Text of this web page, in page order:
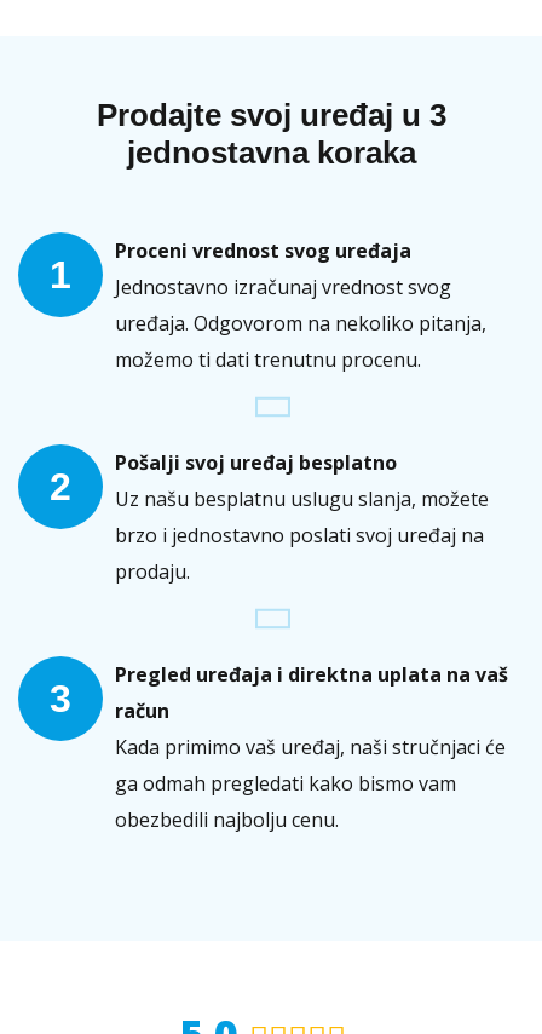
Prodajte svoj uređaj u 3
jednostavna koraka
1
Proceni vrednost svog uređaja
Jednostavno izračunaj vrednost svog
uređaja. Odgovorom na nekoliko pitanja,
možemo ti dati trenutnu procenu.
2
Pošalji svoj uređaj besplatno
Uz našu besplatnu uslugu slanja, možete
brzo i jednostavno poslati svoj uređaj na
prodaju.
3
Pregled uređaja i direktna uplata na vaš
račun
Kada primimo vaš uređaj, naši stručnjaci će
ga odmah pregledati kako bismo vam
obezbedili najbolju cenu.